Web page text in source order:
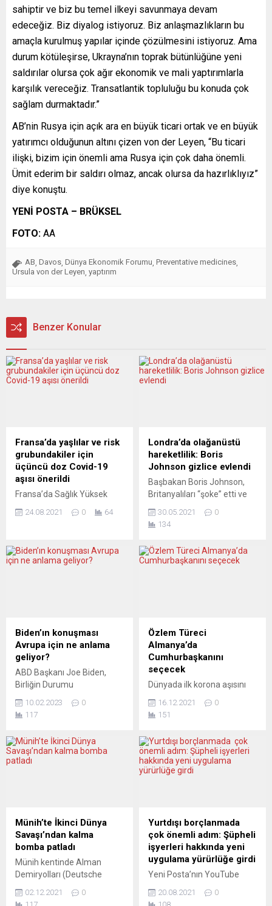
sahiptir ve biz bu temel ilkeyi savunmaya devam
edeceğiz. Biz diyalog istiyoruz. Biz anlaşmazlıkların bu
amaçla kurulmuş yapılar içinde çözülmesini istiyoruz. Ama
durum kötüleşirse, Ukrayna’nın toprak bütünlüğüne yeni
saldırılar olursa çok ağır ekonomik ve mali yaptırımlarla
karşılık vereceğiz. Transatlantik topluluğu bu konuda çok
sağlam durmaktadır.”
AB’nin Rusya için açık ara en büyük ticari ortak ve en büyük
yatırımcı olduğunun altını çizen von der Leyen, “Bu ticari
ilişki, bizim için önemli ama Rusya için çok daha önemli.
Ümit ederim bir saldırı olmaz, ancak olursa da hazırlıklıyız”
diye konuştu.
YENİ POSTA – BRÜKSEL
FOTO: AA
AB Davos Dünya Ekonomik Forumu Preventative medicines
Ursula von der Leyen yaptırım
Benzer Konular
Fransa’da yaşlılar ve risk
grubundakiler için
üçüncü doz Covid-19
aşısı önerildi
Fransa’da Sağlık Yüksek
ile risk grubunda olan kişiler
bulundu. HAS’tan yapılan
açıklamada, heyetin 65 yaş
resmi olarak gerekli
mercilere ilettiği belirtildi. Bu
dozun...
24.08.2021 0 64
Londra’da olağanüstü
hareketlilik: Boris
Johnson gizlice evlendi
Başbakan Boris Johnson,
Britanyalıları “şoke” etti ve
girdi. 2019 yılından bu yana
nişanlısı olan ve geçen sene
olduğu Carrie Symonds ile
“gizlice” evlendi. Son
tutuldu. İlk kez bir
başbakan...
30.05.2021
0
134
Biden’ın konuşması
Avrupa için ne anlama
geliyor?
ABD Başkanı Joe Biden,
Birliğin Durumu
ekonomisine özel olarak
değindi. Demokrat Başkan,
on iki milyon yeni istihdam
yaratıldığını söyledi.
basını, özellikle de Biden’ın
uyguladığı koruyucu
tedbirlere dikkat çekiyor.
JYLLANDS-POSTEN
(Danimarka) “Önce
Amerika” yaklaşımı...
10.02.2023
0
117
Özlem Türeci
Almanya’da
Cumhurbaşkanını
seçecek
Dünyada ilk korona aşısını
şirketinin kurucu ortağı Dr.
Özlem Türeci Almanya’da
Federal Kongre’ye delege
seçildi. Cumhurbaşkanını
Meclis ve Federal Kongre 13
ilk aşıyı geliştiren
BioNTech’in kurucu ortağı
olan Dr. Özlem Türeci
Almanya’da
cumhurbaşkanını seçen
Federal...
16.12.2021
0
151
Münih’te İkinci Dünya
Savaşı’ndan kalma
bomba patladı
Münih kentinde Alman
Demiryolları (Deutsche
çalışmaları esnasında İkinci
02.12.2021
0
Yurtdışı borçlanmada
çok önemli adım: Şüpheli
işyerleri hakkında yeni
uygulama yürürlüğe girdi
Yeni Posta’nın YouTube
Danışma Saati adlı canlı
20.08.2021
0